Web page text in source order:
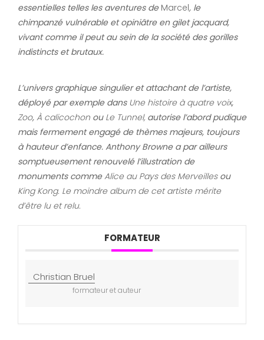
essentielles telles les aventures de Marcel, le
chimpanzé vulnérable et opiniâtre en gilet jacquard,
vivant comme il peut au sein de la société des gorilles
indistincts et brutaux.
L’univers graphique singulier et attachant de l’artiste,
déployé par exemple dans Une histoire à quatre voix,
Zoo, À calicochon ou Le Tunnel, autorise l’abord pudique
mais fermement engagé de thèmes majeurs, toujours
à hauteur d’enfance. Anthony Browne a par ailleurs
somptueusement renouvelé l’illustration de
monuments commeAlice au Pays des Merveilles ou
King Kong. Le moindre album de cet artiste mérite
d’être lu et relu.
FORMATEUR
Christian Bruel
formateur et auteur